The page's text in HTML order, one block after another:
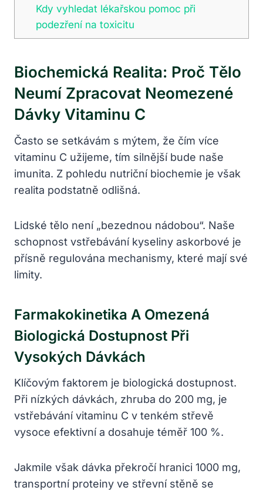
Kdy vyhledat lékařskou pomoc při
podezření na toxicitu
Biochemická Realita: Proč Tělo
Neumí Zpracovat Neomezené
Dávky Vitaminu C
Často se setkávám s mýtem, že čím více
vitaminu C užijeme, tím silnější bude naše
imunita. Z pohledu nutriční biochemie je však
realita podstatně odlišná.
Lidské tělo není „bezednou nádobou“. Naše
schopnost vstřebávání kyseliny askorbové je
přísně regulována mechanismy, které mají své
limity.
Farmakokinetika A Omezená
Biologická Dostupnost Při
Vysokých Dávkách
Klíčovým faktorem je biologická dostupnost.
Při nízkých dávkách, zhruba do 200 mg, je
vstřebávání vitaminu C v tenkém střevě
vysoce efektivní a dosahuje téměř 100 %.
Jakmile však dávka překročí hranici 1000 mg,
transportní proteiny ve střevní stěně se